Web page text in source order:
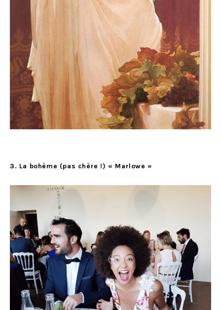
3. La bohème (pas chère !) « Marlowe »